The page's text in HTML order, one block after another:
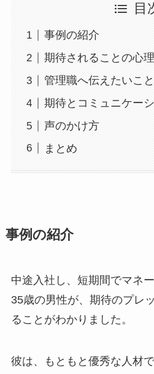
目
事例の紹介
期待されることの心
管理職へ伝えたいこと
期待とコミュニケー
声のかけ方
まとめ
事例の紹介
中途入社し、短期間でマネ
35歳の男性が、期待のプレ
ることがわかりました。
彼は、もともと優秀な人材で